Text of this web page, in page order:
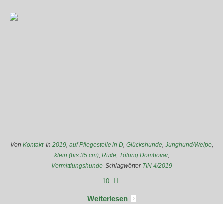
Von Kontakt In 2019, auf Pflegestelle in D, Glückshunde, Junghund/Welpe,
klein (bis 35 cm), Rüde, Tötung Dombovar,
Vermittlungshunde Schlagwörter TIN 4/2019
10
Weiterlesen